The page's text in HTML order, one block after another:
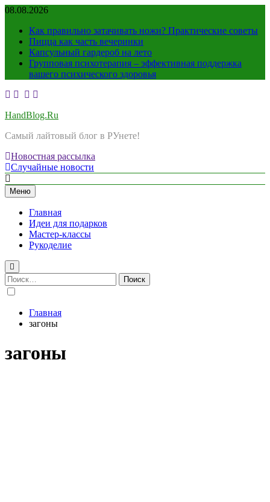
Перейти
содержимому
08.08.2026
Как правильно затачивать ножи? Практические советы
Пицца как часть вечеринки
Капсульный гардероб на лето
Групповая психотерапия – эффективная поддержка
вашего психического здоровья
HandBlog.Ru
Самый лайтовый блог в РУнете!
Новостная рассылка
Случайные новости
Меню
Главная
Идеи для подарков
Мастер-классы
Рукоделие
Найти:
Главная
загоны
загоны